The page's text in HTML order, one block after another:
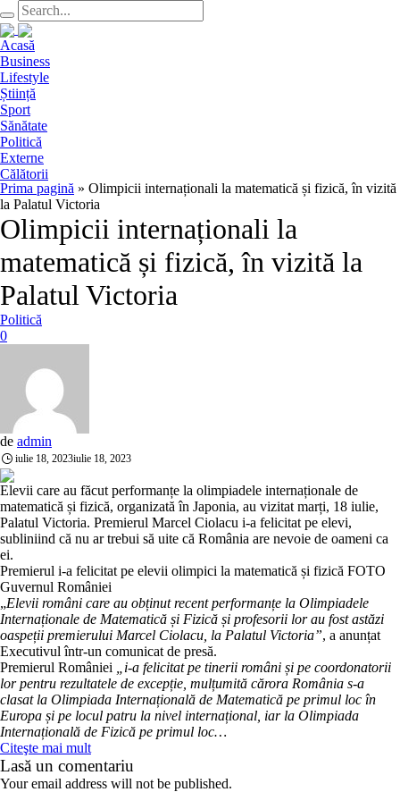
Acasă
Business
Lifestyle
Știință
Sport
Sănătate
Politică
Externe
Călătorii
Prima pagină » Olimpicii internaționali la matematică și fizică, în vizită
la Palatul Victoria
Olimpicii internaționali la
matematică și fizică, în vizită la
Palatul Victoria
Politică
0
de admin
iulie 18, 2023iulie 18, 2023
Elevii care au făcut performanțe la olimpiadele internaționale de
matematică și fizică, organizată în Japonia, au vizitat marți, 18 iulie,
Palatul Victoria. Premierul Marcel Ciolacu i-a felicitat pe elevi,
subliniind că nu ar trebui să uite că România are nevoie de oameni ca
ei.
Premierul i-a felicitat pe elevii olimpici la matematică și fizică FOTO
Guvernul României
„Elevii români care au obținut recent performanțe la Olimpiadele
Internaționale de Matematică și Fizică și profesorii lor au fost astăzi
oaspeții premierului Marcel Ciolacu, la Palatul Victoria”, a anunțat
Executivul într-un comunicat de presă.
Premierul României
„i-a felicitat pe tinerii români și pe coordonatorii
lor pentru rezultatele de excepție, mulțumită cărora România s-a
clasat la Olimpiada Internațională de Matematică pe primul loc în
Europa și pe locul patru la nivel internațional, iar la Olimpiada
Internațională de Fizică pe primul loc…
Citeşte mai mult
Lasă un comentariu
Your email address will not be published.